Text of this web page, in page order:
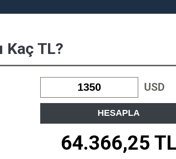
Kaç TL?
USD
HESAPLA
64.366,25